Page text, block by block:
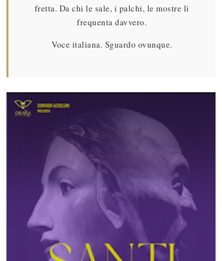
fretta. Da chi le sale, i palchi, le mostre li
frequenta davvero.
Voce italiana. Sguardo ovunque.